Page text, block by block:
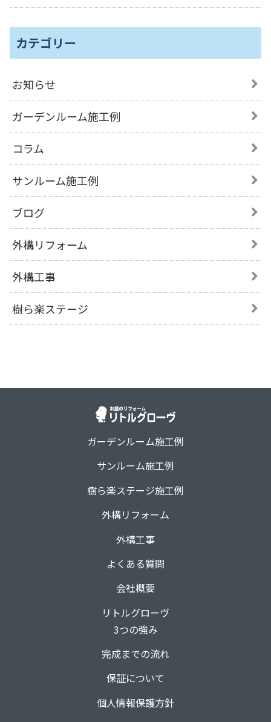
カテゴリー
お知らせ
ガーデンルーム施工例
コラム
サンルーム施工例
ブログ
外構リフォーム
外構工事
樹ら楽ステージ
ガーデンルーム施工例
サンルーム施工例
樹ら楽ステージ施工例
外構リフォーム
外構工事
よくある質問
会社概要
リトルグローヴ
3つの強み
完成までの流れ
保証について
個人情報保護方針